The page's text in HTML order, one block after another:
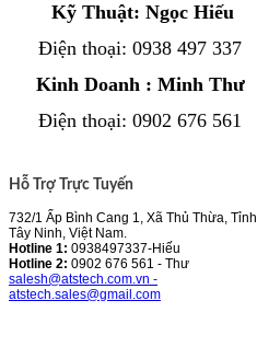
Kỹ Thuật: Ngọc Hiếu
Điện thoại: 0938 497 337
Kinh Doanh : Minh Thư
Điện thoại: 0902 676 561
Hỗ Trợ Trực Tuyến
732/1 Ấp Bình Cang 1, Xã Thủ Thừa, Tỉnh
Tây Ninh, Việt Nam.
Hotline 1: 0938497337-Hiếu
Hotline 2: 0902 676 561 - Thư
salesh@atstech.com.vn -
atstech.sales@gmail.com